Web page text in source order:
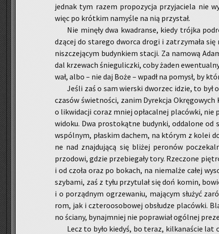
jed­nak tym razem pro­po­zy­cja przy­ja­cie­la nie
więc po krót­kim na­my­śle na nią przy­stał.
Nie mi­nę­ły dwa kwa­dran­se, kiedy trój­ka
dzą­cej do sta­re­go dwor­ca drogi i za­trzy­ma­ła
nisz­cze­ją­cym bu­dyn­kiem sta­cji. Za na­mo­wą
dal krze­wach śnie­gu­licz­ki, coby żaden
wał, albo – nie daj Boże – wpadł na po­mysł, by
Jeśli zaś o sam wier­ski dwo­rzec idzie, to był
cza­sów świet­no­ści, zanim Dy­rek­cja Okrę­go­wych
o li­kwi­da­cji coraz mniej opła­cal­nej pla­ców­ki, nie
wi­do­ku. Dwa pro­sto­kąt­ne bu­dyn­ki, od­da­lo­ne od
wspól­nym, pła­skim da­chem, na któ­rym z kolei
ne nad znaj­du­ją­cą się bli­żej pe­ro­nów
przo­do­wi, gdzie prze­bie­ga­ły tory. Rze­czo­ne
i od czoła oraz po bo­kach, na nie­mal­że całej
szy­ba­mi, zaś z tyłu przy­tu­lał się doń komin,
i o po­rząd­nym ogrze­wa­niu, ma­ją­cym słu­żyć
rom, jak i czte­ro­oso­bo­wej ob­słu­dze pla­ców­ki.
no ścia­ny, by­naj­mniej nie po­pra­wiał ogól­nej
Lecz to było kie­dyś, bo teraz, kil­ka­na­ście lat